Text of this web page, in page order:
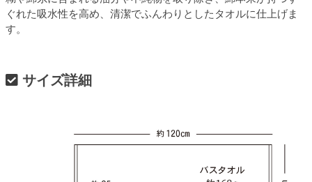
ぐれた吸水性を高め、清潔でふんわりとしたタオルに仕上げま
す。
サイズ詳細